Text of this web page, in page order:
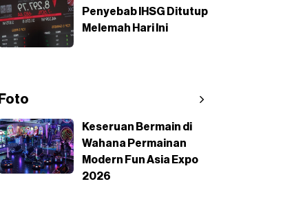
Penyebab IHSG Ditutup
Melemah Hari Ini
Foto
Keseruan Bermain di
Wahana Permainan
Modern Fun Asia Expo
2026